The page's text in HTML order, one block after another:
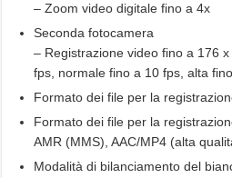
– Zoom video digitale fino a 4x
Seconda fotocamera
– Registrazione video fino a 176
fps, normale fino a 10 fps, alta
Formato dei file per la
Formato dei file per la
AMR (MMS), AAC/MP4 (alta
Modalità di bilanciamento del